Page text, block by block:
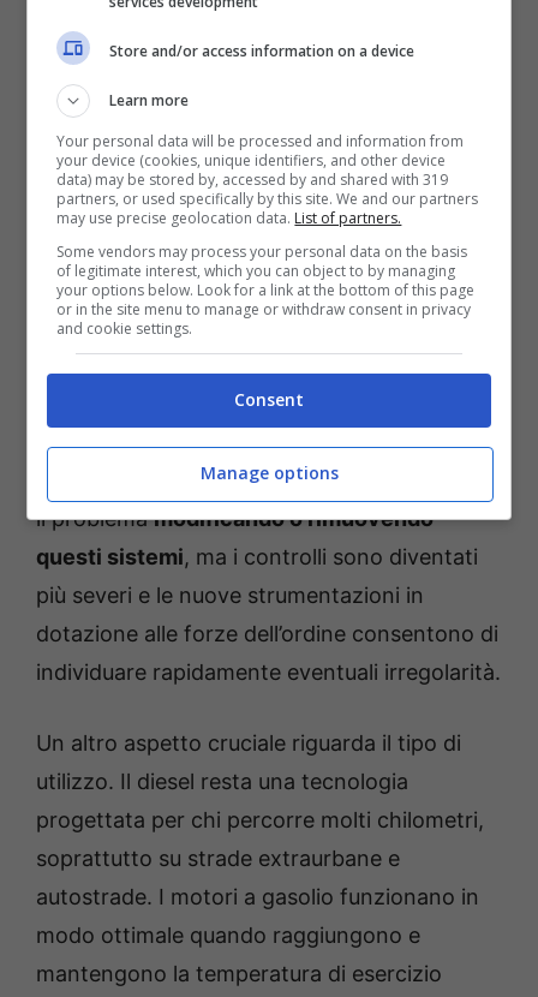
meccanica è diventata più articolata e meno
tollerante a un utilizzo improprio.
Secondo Ebenezer, è proprio questo uno
degli aspetti più sottovalutati da chi acquista
un diesel oggi. Un eventuale intervento su
componenti come il filtro antiparticolato o il
sistema di ricircolo dei gas può comportare
spese significative, spesso superiori rispetto a
quelle necessarie per un motore a benzina
Alcuni automobilisti hanno tentato di aggirare
il problemamodificando o rimuovendo
questi sistemi, ma i controlli sono diventati
più severi e le nuove strumentazioni in
dotazione alle forze dell’ordine consentono di
individuare rapidamente eventuali irregolarità.
Un altro aspetto cruciale riguarda il tipo di
utilizzo. Il diesel resta una tecnologia
progettata per chi percorre molti chilometri,
soprattutto su strade extraurbane e
autostrade. I motori a gasolio funzionano in
modo ottimale quando raggiungono e
mantengono la temperatura di esercizio
Store and/or access information on a device
Learn more
Your personal data will be processed and information from
your device (cookies, unique identifiers, and other device
data) may be stored by, accessed by and shared with 319
partners, or used specifically by this site. We and our partners
may use precise geolocation data. List of partners.
Some vendors may process your personal data on the basis
of legitimate interest, which you can object to by managing
your options below. Look for a link at the bottom of this page
or in the site menu to manage or withdraw consent in privacy
and cookie settings.
Consent
Manage options